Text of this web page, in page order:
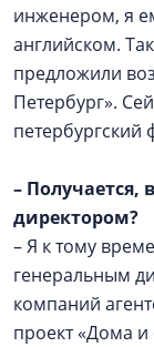
инженером, я
английском.
предложили
Петербург».
петербургский
– Получается,
директором?
– Я к тому
генеральным
компаний
проект «Дома и